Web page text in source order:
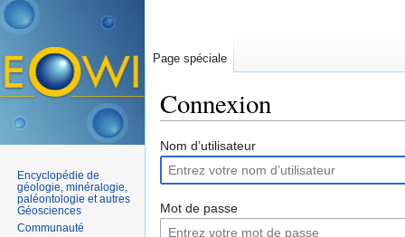
Connexion
Nom d’utilisateur
Mot de passe
Page spéciale
Encyclopédie de
géologie, minéralogie,
paléontologie et autres
Géosciences
Communauté